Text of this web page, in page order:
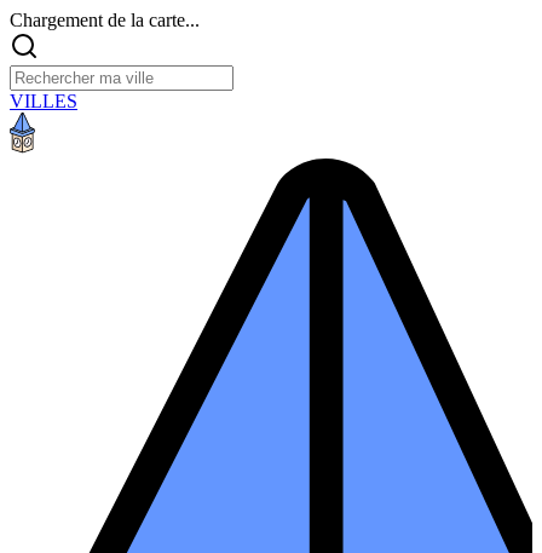
Chargement de la carte...
VILLES